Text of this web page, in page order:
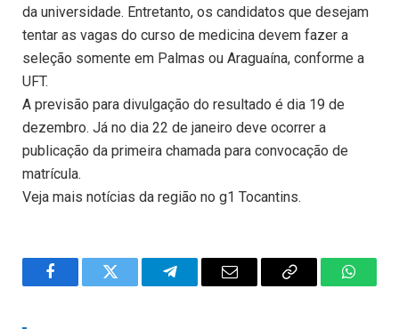
da universidade. Entretanto, os candidatos que desejam
tentar as vagas do curso de medicina devem fazer a
seleção somente em Palmas ou Araguaína, conforme a
UFT.
A previsão para divulgação do resultado é dia 19 de
dezembro. Já no dia 22 de janeiro deve ocorrer a
publicação da primeira chamada para convocação de
matrícula.
Veja mais notícias da região no g1 Tocantins.
FacebookTwitter TelegramEmail
Copy